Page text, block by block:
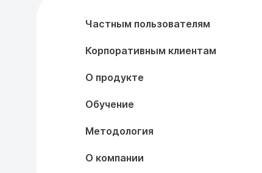
Частным пользователям
Корпоративным клиентам
О продукте
Обучение
Методология
О компании